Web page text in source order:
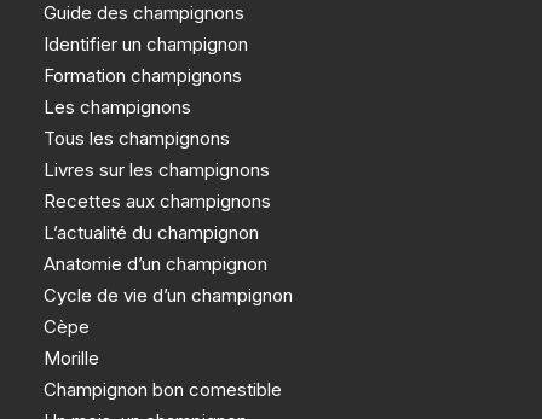
Guide des champignons
Identifier un champignon
Formation champignons
Les champignons
Tous les champignons
Livres sur les champignons
Recettes aux champignons
L’actualité du champignon
Anatomie d’un champignon
Cycle de vie d’un champignon
Cèpe
Morille
Champignon bon comestible